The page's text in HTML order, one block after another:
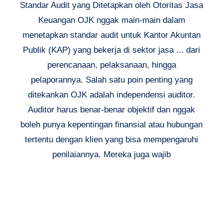
Standar Audit yang Ditetapkan oleh Otoritas Jasa
Keuangan OJK nggak main-main dalam
menetapkan standar audit untuk Kantor Akuntan
Publik (KAP) yang bekerja di sektor jasa ... dari
perencanaan, pelaksanaan, hingga
pelaporannya. Salah satu poin penting yang
ditekankan OJK adalah independensi auditor.
Auditor harus benar-benar objektif dan nggak
boleh punya kepentingan finansial atau hubungan
tertentu dengan klien yang bisa mempengaruhi
penilaiannya. Mereka juga wajib